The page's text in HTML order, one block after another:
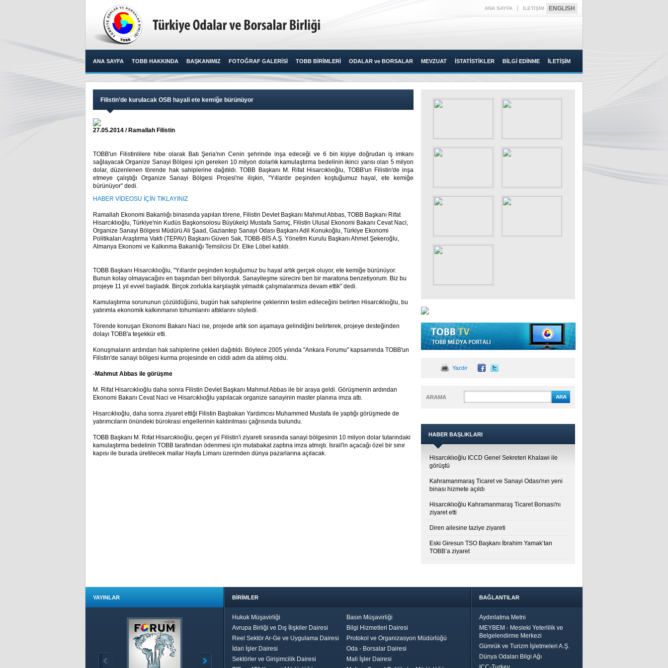
ANA SAYFA İLETİŞİM ENGLISH
ANA SAYFA TOBB HAKKINDA BAŞKANIMIZ FOTOĞRAF GALERİSİ TOBB BİRİMLERİ ODALAR ve BORSALAR MEVZUAT İSTATİSTİKLER BİLGİ EDİNME İLETİŞİM
Filistin’de kurulacak OSB hayali ete kemiğe bürünüyor
27.05.2014 / Ramallah Filistin
TOBB'un Filistinlilere hibe olarak Batı Şeria'nın Cenin şehrinde inşa edeceği ve 6 bin kişiye doğrudan iş imkanı
sağlayacak Organize Sanayi Bölgesi için gereken 10 milyon dolarlık kamulaştırma bedelinin ikinci yarısı olan 5 milyon
dolar, düzenlenen törende hak sahiplerine dağıtıldı. TOBB Başkanı M. Rifat Hisarcıklıoğlu, TOBB'un Filistin'de inşa
etmeye çalıştığı Organize Sanayi Bölgesi Projesi'ne ilişkin, "Yıllardır peşinden koştuğumuz hayal, ete kemiğe
bürünüyor" dedi.​
HABER VİDEOSU İÇİN TIKLAYINIZ
Ramallah Ekonomi Bakanlığı binasında yapılan törene, Filistin Devlet Başkanı Mahmut Abbas, TOBB Başkanı Rifat
Hisarcıklıoğlu, Türkiye'nin Kudüs Başkonsolosu Büyükelçi Mustafa Sarnıç, Filistin Ulusal Ekonomi Bakanı Cevat Naci,
Organize Sanayi Bölgesi Müdürü Ali Şaad, Gaziantep Sanayi Odası Başkanı Adil Konukoğlu, Türkiye Ekonomi
Politikaları Araştırma Vakfı (TEPAV) Başkanı Güven Sak, TOBB-BİS A.Ş. Yönetim Kurulu Başkanı Ahmet Şekeroğlu,
Almanya Ekonomi ve Kalkınma Bakanlığı Temsilcisi Dr. Elke Löbel katıldı.
TOBB Başkanı Hisarcıklıoğlu, "Yıllardır peşinden koştuğumuz bu hayal artık gerçek oluyor, ete kemiğe bürünüyor.
Bunun kolay olmayacağını en başından beri biliyorduk. Sanayileşme sürecini ben bir maratona benzetiyorum. Biz bu
projeye 11 yıl evvel başladık. Birçok zorlukla karşılaştık yılmadık çalışmalarımıza devam ettik" dedi.
Kamulaştırma sorununun çözüldüğünü, bugün hak sahiplerine çeklerinin teslim edileceğini belirten Hisarcıklıoğlu, bu
yatırımla ekonomik kalkınmanın tohumlarını attıklarını söyledi.
Törende konuşan Ekonomi Bakanı Naci ise, projede artık son aşamaya gelindiğini belirterek, projeye desteğinden
dolayı TOBB'a teşekkür etti.
Konuşmaların ardından hak sahiplerine çekleri dağıtıldı. Böylece 2005 yılında "Ankara Forumu" kapsamında TOBB'un
Filistin'de sanayi bölgesi kurma projesinde en ciddi adım da atılmış oldu.
-Mahmut Abbas ile görüşme
M. Rifat Hisarcıklıoğlu daha sonra Filistin Devlet Başkanı Mahmut Abbas ile bir araya geldi. Görüşmenin ardından
Ekonomi Bakanı Cevat Naci ve Hisarcıklıoğlu yapılacak organize sanayinin master planına imza attı.
Hisarcıklıoğlu, daha sonra ziyaret ettiği Filistin Başbakan Yardımcısı Muhammed Mustafa ile yaptığı görüşmede de
yatırımcıların önündeki bürokrasi engellerinin kaldırılması çağrısında bulundu.
TOBB Başkanı M. Rıfat Hisarcıklıoğlu, geçen yıl Filistin'i ziyareti sırasında sanayi bölgesinin 10 milyon dolar tutarındaki
kamulaştırma bedelinin TOBB tarafından ödenmesi için mutabakat zaptına imza atmıştı. İsrail'in açacağı özel bir sınır
kapısı ile burada üretilecek mallar Hayfa Limanı üzerinden dünya pazarlarına açılacak.
Yazdır
ARAMA
HABER BAŞLIKLARI
Hisarcıklıoğlu ICCD Genel Sekreteri Khalawi ile
görüştü
Kahramanmaraş Ticaret ve Sanayi Odası'nın yeni
binası hizmete açıldı
Hisarcıklıoğlu Kahramanmaraş Ticaret Borsası'nı
ziyaret etti
Diren ailesine taziye ziyareti
Eski Giresun TSO Başkanı İbrahim Yamak’tan
TOBB’a ziyaret
YAYINLAR BİRİMLER
Hukuk Müşavirliği
Basın Müşavirliği
Avrupa Birliği ve Dış İlişkiler Dairesi
Bilgi Hizmetleri Dairesi
Reel Sektör Ar-Ge ve Uygulama Dairesi
Protokol ve Organizasyon Müdürlüğü
İdari İşler Dairesi
Oda - Borsalar Dairesi
Sektörler ve Girişimcilik Dairesi
Mali İşler Dairesi
BAĞLANTILAR
Aydınlatma Metni
MEYBEM - Mesleki Yeterlilik ve
Belgelendirme Merkezi
Gümrük ve Turizm İşletmeleri A.Ş.
Dünya Odaları Bilgi Ağı